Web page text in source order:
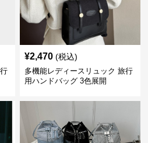
¥2,470 (税込)
多機能レディースリュック 旅行
用ハンドバッグ 3色展開